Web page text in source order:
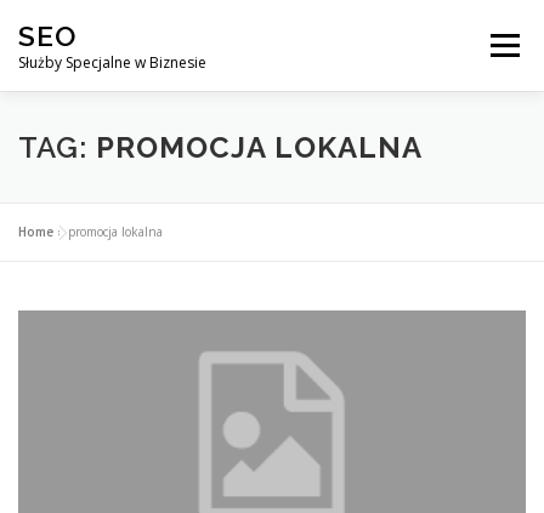
treści
SEO
Służby Specjalne w Biznesie
Menu
AGENCJA SEO CO ZYSKUJESZ ?
DLACZEGO WARTO?
TAG: PROMOCJA LOKALNA
Home »promocja lokalna